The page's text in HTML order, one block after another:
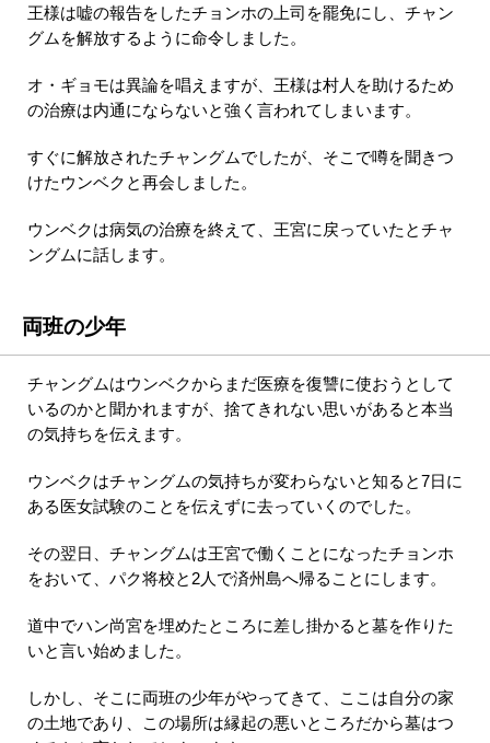
王様は嘘の報告をしたチョンホの上司を罷免にし、チャン
グムを解放するように命令しました。
オ・ギョモは異論を唱えますが、王様は村人を助けるため
の治療は内通にならないと強く言われてしまいます。
すぐに解放されたチャングムでしたが、そこで噂を聞きつ
けたウンベクと再会しました。
ウンベクは病気の治療を終えて、王宮に戻っていたとチャ
ングムに話します。
両班の少年
チャングムはウンベクからまだ医療を復讐に使おうとして
いるのかと聞かれますが、捨てきれない思いがあると本当
の気持ちを伝えます。
ウンベクはチャングムの気持ちが変わらないと知ると7日に
ある医女試験のことを伝えずに去っていくのでした。
その翌日、チャングムは王宮で働くことになったチョンホ
をおいて、パク将校と2人で済州島へ帰ることにします。
道中でハン尚宮を埋めたところに差し掛かると墓を作りた
いと言い始めました。
しかし、そこに両班の少年がやってきて、ここは自分の家
の土地であり、この場所は縁起の悪いところだから墓はつ